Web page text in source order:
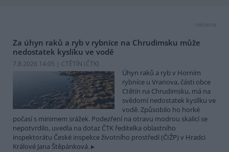
reklama
Za úhyn raků a ryb v rybníce na Chrudimsku může
nedostatek kyslíku ve vodě
7.8.2026 14:05 | CTĚTÍN (ČTK)
Úhyn raků a ryb v Horním
rybníce u Vranova, části obce
Ctětín na Chrudimsku, má na
svědomí nedostatek kyslíku ve
vodě. Způsobilo ho horké
počasí s minimem srážek. Podezření na otravu modrou skalicí se
nepotvrdilo, uvedla na dotaz ČTK ředitelka oblastního
inspektorátu České inspekce životního prostředí (ČIŽP) v Hradci
Králové Jana Štěpánková.